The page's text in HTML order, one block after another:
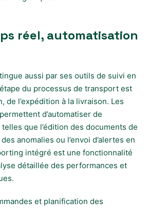
réel, automatisation
aussi par ses outils de suivi en
du processus de transport est
de l’expédition à la livraison. Les
d’automatiser de
que l’édition des documents de
anomalies ou l’envoi d’alertes en
intégré est une fonctionnalité
détaillée des performances et
et planification des